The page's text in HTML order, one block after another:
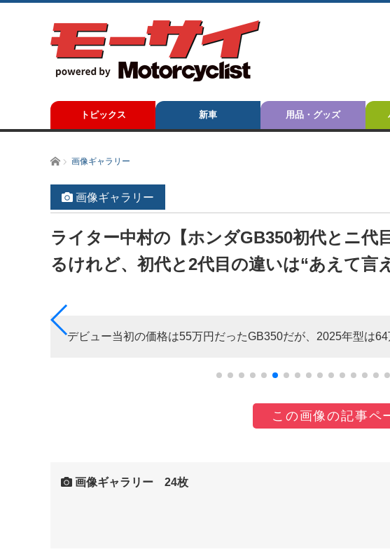
トピックス 新車 用品・グッズ
ホーム画像ギャラリー
画像ギャラリー
ライター中村の【ホンダGB350初代とニ代
るけれど、初代と2代目の違いは“あえて言
デビュー当初の価格は55万円だったGB350だが、2025年型は
この画像の記事ペ
画像ギャラリー 24枚